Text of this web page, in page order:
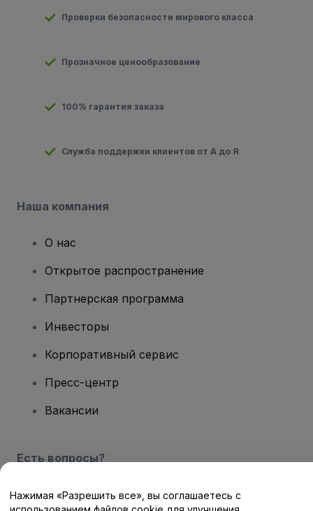
Проверки безопасности мирового класса
Прозначное ценообразование
100% гарантия заказа
Служба поддержки клиентов от А до Я
Наша компания
О нас
Открытое распространение
Партнерская программа
Инвесторы
Корпоративный сервис
Пресс-центр
Вакансии
Есть вопросы?
Центр помощи / Свяжитесь с нами
Нажимая «Разрешить все», вы соглашаетесь с